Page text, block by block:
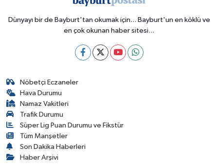
Dünyayı bir de Bayburt'tan okumak için... Bayburt'un en köklü ve
en çok okunan haber sitesi...
Nöbetçi Eczaneler
Hava Durumu
Namaz Vakitleri
Trafik Durumu
Süper Lig Puan Durumu ve Fikstür
Tüm Manşetler
Son Dakika Haberleri
Haber Arşivi